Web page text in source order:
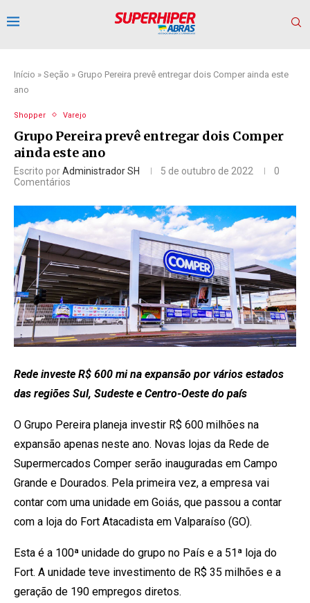
Início » Seção » Grupo Pereira prevê entregar dois Comper ainda este
ano
Shopper Varejo
Grupo Pereira prevê entregar dois Comper
ainda este ano
Escrito porAdministrador SH 5 de outubro de 2022
0
Comentários
Rede investe R$ 600 mi na expansão por vários estados
das regiões Sul, Sudeste e Centro-Oeste do país
O Grupo Pereira planeja investir R$ 600 milhões na
expansão apenas neste ano. Novas lojas da Rede de
Supermercados Comper serão inauguradas em Campo
Grande e Dourados. Pela primeira vez, a empresa vai
contar com uma unidade em Goiás, que passou a contar
com a loja do Fort Atacadista em Valparaíso (GO).
Esta é a 100ª unidade do grupo no País e a 51ª loja do
Fort. A unidade teve investimento de R$ 35 milhões e a
geração de 190 empregos diretos.